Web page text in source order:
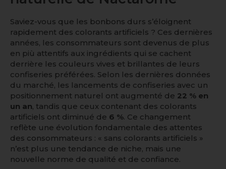
Saviez-vous que les bonbons durs s’éloignent
rapidement des colorants artificiels ? Ces dernières
années, les consommateurs sont devenus de plus
en più attentifs aux ingrédients qui se cachent
derrière les couleurs vives et brillantes de leurs
confiseries préférées. Selon les dernières données
du marché, les lancements de confiseries avec un
positionnement naturel ont augmenté de 22 % en
un an, tandis que ceux contenant des colorants
artificiels ont diminué de 6 %. Ce changement
reflète une évolution fondamentale des attentes
des consommateurs : « sans colorants artificiels »
n’est plus une tendance de niche, mais une
nouvelle norme de qualité et de confiance.